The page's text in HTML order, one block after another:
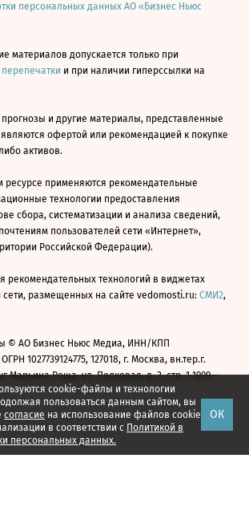
cookie-файлы и технологии
пользоваться данным сайтом, вы
согласие на использование файлов cookie
в соответствии с Политикой в
персональных данных.
ОК
персональных данных АО «Бизнес Ньюс
материалов допускается только при
и при наличии гиперссылки на
прогнозы и другие материалы, представленные
офертой или рекомендацией к покупке
активов.
применяются рекомендательные
технологии предоставления
сбора, систематизации и анализа сведений,
пользователей сети «Интернет»,
Российской Федерации).
рекомендательных технологий в виджетах
размещенных на сайте vedomosti.ru: СМИ2,
© АО Бизнес Ньюс Медиа, ИНН/КПП
ОГРН 1027739124775, 127018, г. Москва, вн.тер.г.
Марьина Роща, ул. Полковая, д. 3, стр. 1 1999—